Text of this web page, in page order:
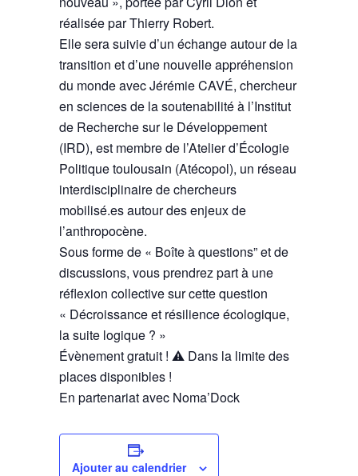
réalisée par Thierry Robert.
Elle sera suivie d’un échange autour de la
transition et d’une nouvelle appréhension
du monde avec Jérémie CAVÉ, chercheur
en sciences de la soutenabilité à l’Institut
de Recherche sur le Développement
(IRD), est membre de l’Atelier d’Écologie
Politique toulousain (Atécopol), un réseau
interdisciplinaire de chercheurs
mobilisé.es autour des enjeux de
l’anthropocène.
Sous forme de « Boîte à questions” et de
discussions, vous prendrez part à une
réflexion collective sur cette question
« Décroissance et résilience écologique,
la suite logique ? »
Évènement gratuit ! ⚠️ Dans la limite des
places disponibles !
En partenariat avec Noma’Dock
Ajouter au calendrier